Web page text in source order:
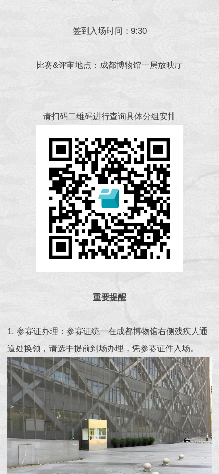
签到入场时间：9:30
比赛&评审地点：成都博物馆一层放映厅
请扫码二维码进行查询具体分组安排
重要提醒
1. 参赛证办理：参赛证统一在成都博物馆右侧残疾人通
道处换领，请选手提前到场办理，凭参赛证件入场。